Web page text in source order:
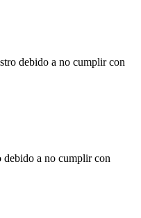
debido a no cumplir con
debido a no cumplir con